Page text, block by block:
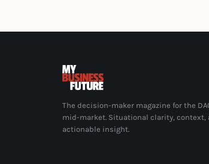
The decision-maker magazine for the
mid-market. Situational clarity, context,
actionable insight.